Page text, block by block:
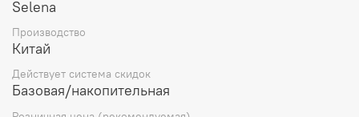
Selena
Производство
Китай
Действует система скидок
Базовая/накопительная